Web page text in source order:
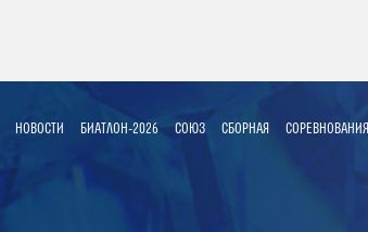
НОВОСТИ БИАТЛОН-2026 СОЮЗ СБОРНАЯ СОРЕВНОВАНИЯ